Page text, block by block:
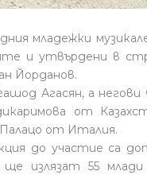
младежки
и утвърдени в
Йорданов.
Агасян, а негови
от
от Италия.
до участие са
излязат 55